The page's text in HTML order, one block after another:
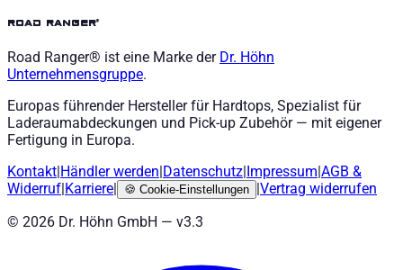
road ranger®
Road Ranger® ist eine Marke der Dr. Höhn
Unternehmensgruppe.
Europas führender Hersteller für Hardtops, Spezialist für
Laderaumabdeckungen und Pick-up Zubehör — mit eigener
Fertigung in Europa.
Kontakt Händler werden Datenschutz Impressum AGB &
Widerruf Karriere 🍪 Cookie-Einstellungen
Vertrag widerrufen
© 2026 Dr. Höhn GmbH — v3.3